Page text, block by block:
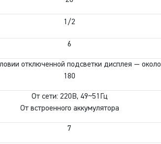
1/2
6
отключенной подсветки дисплея — около
180
От сети: 220В, 49~51Гц
От встроенного аккумулятора
7